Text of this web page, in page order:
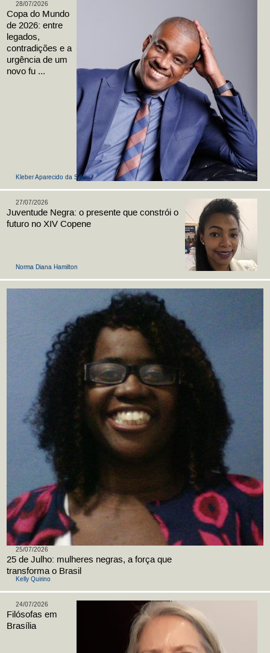
Kleber Aparecido da Silva
28/07/2026
Copa do Mundo
de 2026: entre
legados,
contradições e a
urgência de um
novo fu ...
Norma Diana Hamilton
27/07/2026
Juventude Negra: o presente que constrói o
futuro no XIV Copene
Kelly Quirino
25/07/2026
25 de Julho: mulheres negras, a força que
transforma o Brasil
24/07/2026
Filósofas em
Brasília